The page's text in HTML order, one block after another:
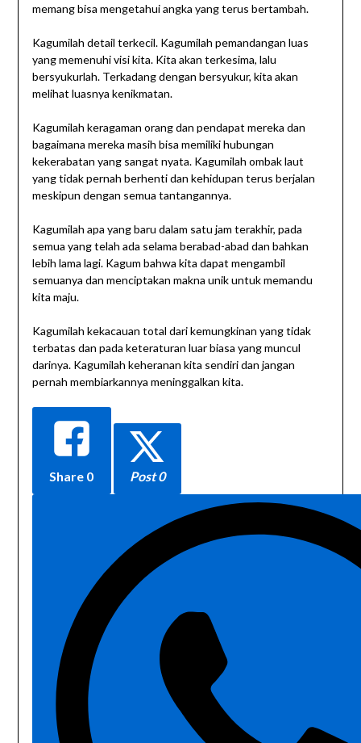
memang bisa mengetahui angka yang terus bertambah.
Kagumilah detail terkecil. Kagumilah pemandangan luas
yang memenuhi visi kita. Kita akan terkesima, lalu
bersyukurlah. Terkadang dengan bersyukur, kita akan
melihat luasnya kenikmatan.
Kagumilah keragaman orang dan pendapat mereka dan
bagaimana mereka masih bisa memiliki hubungan
kekerabatan yang sangat nyata. Kagumilah ombak laut
yang tidak pernah berhenti dan kehidupan terus berjalan
meskipun dengan semua tantangannya.
Kagumilah apa yang baru dalam satu jam terakhir, pada
semua yang telah ada selama berabad-abad dan bahkan
lebih lama lagi. Kagum bahwa kita dapat mengambil
semuanya dan menciptakan makna unik untuk memandu
kita maju.
Kagumilah kekacauan total dari kemungkinan yang tidak
terbatas dan pada keteraturan luar biasa yang muncul
darinya. Kagumilah keheranan kita sendiri dan jangan
pernah membiarkannya meninggalkan kita.
Share 0 Post 0